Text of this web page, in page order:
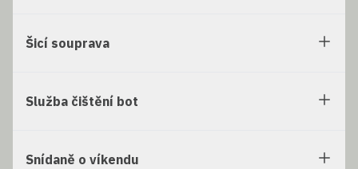
Šicí souprava
Služba čištění bot
Snídaně o víkendu